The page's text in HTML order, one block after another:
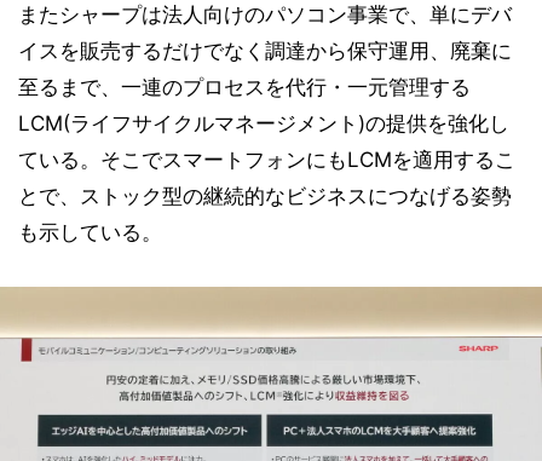
またシャープは法人向けのパソコン事業で、単にデバ
イスを販売するだけでなく調達から保守運用、廃棄に
至るまで、一連のプロセスを代行・一元管理する
LCM(ライフサイクルマネージメント)の提供を強化し
ている。そこでスマートフォンにもLCMを適用するこ
とで、ストック型の継続的なビジネスにつなげる姿勢
も示している。